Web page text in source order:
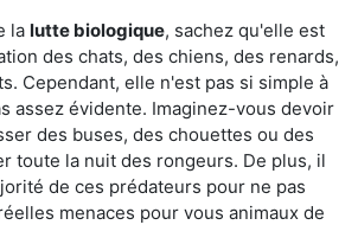
la lutte biologique, sachez qu'elle est
des chats, des chiens, des renards,
Cependant, elle n'est pas si simple à
assez évidente. Imaginez-vous devoir
des buses, des chouettes ou des
toute la nuit des rongeurs. De plus, il
de ces prédateurs pour ne pas
menaces pour vous animaux de